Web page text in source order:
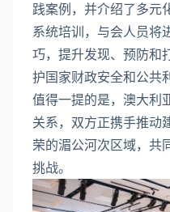
践案例，并介绍了多元
系统培训，与会人员将
巧，提升发现、预防和
护国家财政安全和公共
值得一提的是，澳大利
关系，双方正携手推动
荣的湄公河次区域，共
挑战。